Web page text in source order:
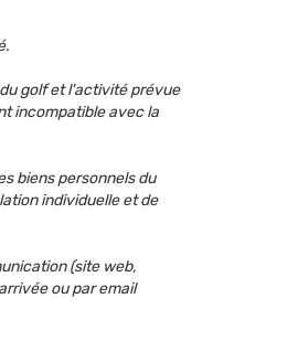
golf et l'activité prévue
incompatible avec la
biens personnels du
individuelle et de
(site web,
ou par email